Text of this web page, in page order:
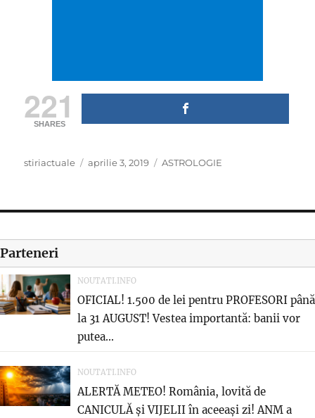
221
SHARES
Author
stiriactuale
Posted
aprilie 3, 2019 Categories
ASTROLOGIE
Parteneri
NOUTATI.INFO
OFICIAL! 1.500 de lei pentru PROFESORI până
la 31 AUGUST! Vestea importantă: banii vor
putea...
NOUTATI.INFO
ALERTĂ METEO! România, lovită de
CANICULĂ și VIJELII în aceeași zi! ANM a